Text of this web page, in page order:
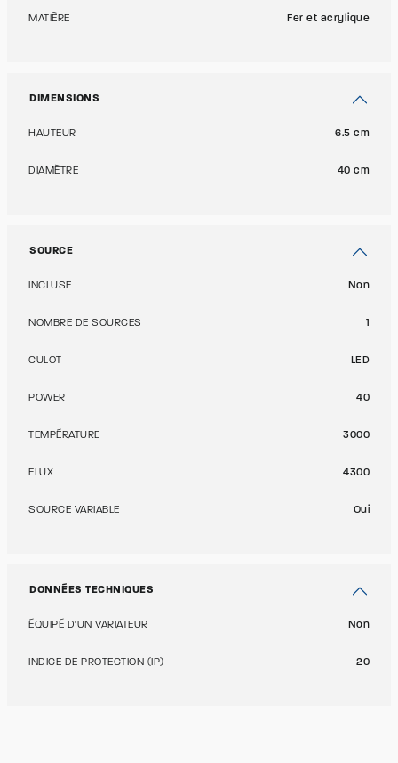
MATIÈRE Fer et acrylique
DIMENSIONS
HAUTEUR 6.5 cm
DIAMÈTRE 40 cm
SOURCE
INCLUSE Non
NOMBRE DE SOURCES 1
CULOT LED
POWER 40
TEMPÉRATURE 3000
FLUX 4300
SOURCE VARIABLE Oui
DONNÉES TECHNIQUES
ÉQUIPÉ D'UN VARIATEUR Non
INDICE DE PROTECTION (IP) 20